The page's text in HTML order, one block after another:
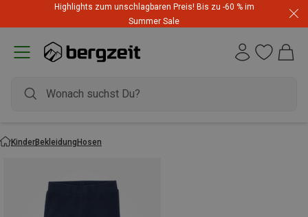
Highlights zum unschlagbaren Preis! Bis zu -60 % im
Summer Sale
KinderBekleidungHosen